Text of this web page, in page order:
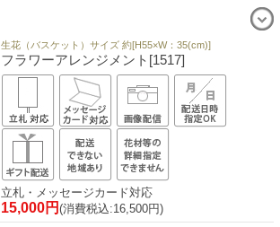
生花（バスケット）サイズ 約[H55×W：35(cm)]
フラワーアレンジメント[1517]
立札・メッセージカード対応
15,000円 (消費税込:16,500円)